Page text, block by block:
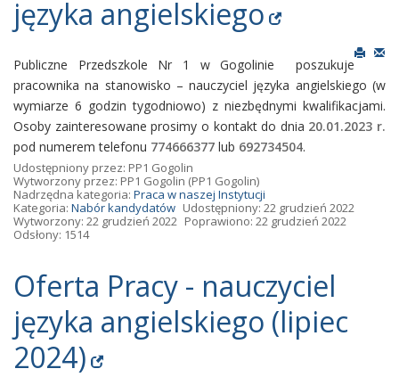
języka angielskiego
Publiczne Przedszkole Nr 1 w Gogolinie poszukuje
pracownika na stanowisko – nauczyciel języka angielskiego (w
wymiarze 6 godzin tygodniowo) z niezbędnymi kwalifikacjami.
Osoby zainteresowane prosimy o kontakt do dnia 20.01.2023 r.
pod numerem telefonu 774666377 lub 692734504.
Udostępniony przez: PP1 Gogolin
Wytworzony przez: PP1 Gogolin (PP1 Gogolin)
Nadrzędna kategoria: Praca w naszej Instytucji
Kategoria: Nabór kandydatów Udostępniony: 22 grudzień 2022
Wytworzony: 22 grudzień 2022 Poprawiono: 22 grudzień 2022
Odsłony: 1514
Oferta Pracy - nauczyciel
języka angielskiego (lipiec
2024)